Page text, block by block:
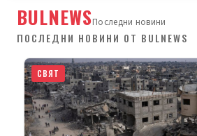
BULNEWSПоследни новини
ПОСЛЕДНИ НОВИНИ ОТ BULNEWS
СВЯТ